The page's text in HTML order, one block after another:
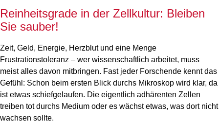
Reinheitsgrade in der Zellkultur: Bleiben
Sie sauber!
Zeit, Geld, Energie, Herzblut und eine Menge
Frustrationstoleranz – wer wissenschaftlich arbeitet, muss
meist alles davon mitbringen. Fast jeder Forschende kennt das
Gefühl: Schon beim ersten Blick durchs Mikroskop wird klar, da
ist etwas schiefgelaufen. Die eigentlich adhärenten Zellen
treiben tot durchs Medium oder es wächst etwas, was dort nicht
wachsen sollte.